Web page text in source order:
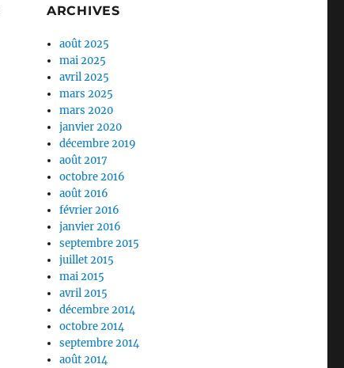
ARCHIVES
août 2025
mai 2025
avril 2025
mars 2025
mars 2020
janvier 2020
décembre 2019
août 2017
octobre 2016
août 2016
février 2016
janvier 2016
septembre 2015
juillet 2015
mai 2015
avril 2015
décembre 2014
octobre 2014
septembre 2014
août 2014